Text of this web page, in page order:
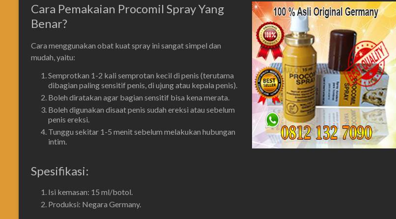
Cara Pemakaian Procomil Spray Yang
Benar?
Cara menggunakan obat kuat spray ini sangat simpel dan
mudah, yaitu:
Semprotkan 1-2 kali semprotan kecil di penis (terutama
dibagian paling sensitif penis, di ujung atau kepala penis).
Boleh diratakan agar bagian sensitif bisa kena merata.
Boleh digunakan disaat penis sudah ereksi atau sebelum
penis ereksi.
Tunggu sekitar 1-5 menit sebelum melakukan hubungan
intim.
Spesifikasi:
Isi kemasan: 15 ml/botol.
Produksi: Negara Germany.